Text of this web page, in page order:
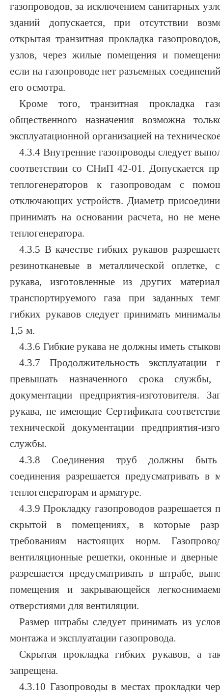
газопроводов, за исключением санитарных
зданий допускается, при отсутствии
открытая транзитная прокладка
узлов, через жилые помещения и
если на газопроводе нет разъемных
его осмотра.
Кроме того, транзитная прокладка
общественного назначения возможна
эксплуатационной организацией на
4.3.4 Внутренние газопроводы следует
соответствии со СНиП 42-01. Допускается
теплогенераторов к газопроводам с
отключающих устройств. Диаметр
принимать на основании расчета, но не
теплогенератора.
4.3.5 В качестве гибких рукавов
резинотканевые в металлической оплетке,
рукава, изготовленные из других
транспортируемого газа при заданных
гибких рукавов следует принимать
1,5 м.
4.3.6 Гибкие рукава не должны иметь
4.3.7 Продолжительность
превышать назначенного срока службы,
документации предприятия-изготовителя.
рукава, не имеющие Сертификата
технической документации предприятия-
службы.
4.3.8 Соединения труб должны быть
соединения разрешается предусматривать
теплогенераторам и арматуре.
4.3.9 Прокладку газопроводов разрешается
скрытой в помещениях, в которые
требованиям настоящих норм.
вентиляционные решетки, оконные и
разрешается предусматривать в штрабе,
помещения и закрывающейся
отверстиями для вентиляции.
Размер штрабы следует принимать из
монтажа и эксплуатации газопровода.
Скрытая прокладка гибких рукавов, а
запрещена.
4.3.10 Газопроводы в местах прокладки